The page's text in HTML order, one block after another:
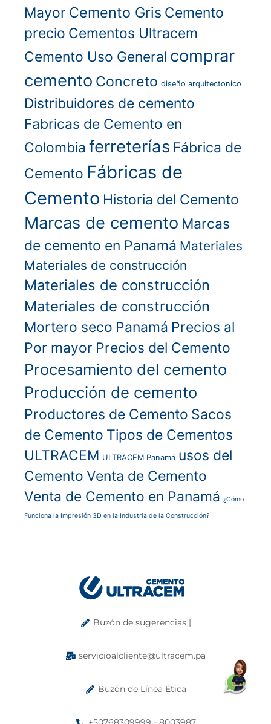
Mayor Cemento Gris Cemento
precio Cementos Ultracem
Cemento Uso General comprar
cemento Concreto diseño arquitectonico
Distribuidores de cemento
Fabricas de Cemento en
Colombia ferreterías Fábrica de
Cemento Fábricas de
Cemento Historia del Cemento
Marcas de cemento Marcas
de cemento en Panamá Materiales
Materiales de construcción
Materiales de construcción
Materiales de construcción
Mortero seco Panamá Precios al
Por mayor Precios del Cemento
Procesamiento del cemento
Producción de cemento
Productores de Cemento Sacos
de Cemento Tipos de Cementos
ULTRACEM ULTRACEM Panamá usos del
Cemento Venta de Cemento
Venta de Cemento en Panamá ¿Cómo
Funciona la Impresión 3D en la Industria de la Construcción?
Buzón de sugerencias |
servicioalcliente@ultracem.pa
Buzón de Línea Ética